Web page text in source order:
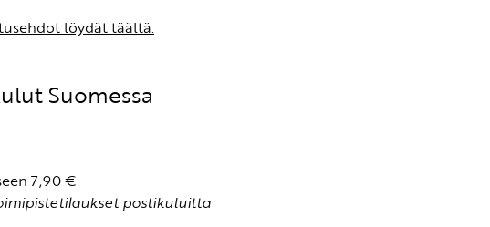
löydät täältä.
Suomessa
7,90 €
postikuluitta